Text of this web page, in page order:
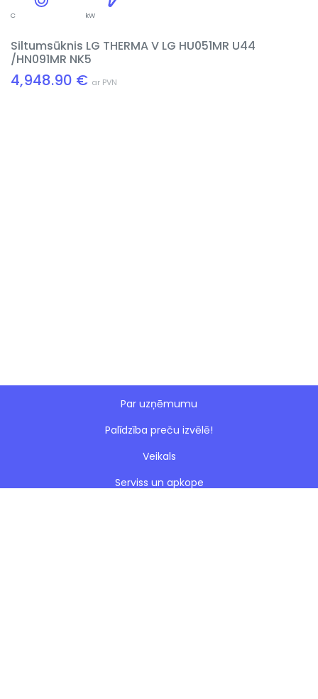
kW
C
Siltumsūknis LG THERMA V LG HU051MR U44
/HN091MR NK5
4,948.90 € ar PVN
Par uzņēmumu
Palīdzība preču izvēlē!
Veikals
Serviss un apkope